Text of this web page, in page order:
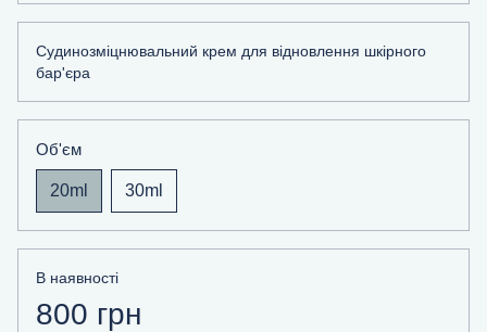
Судинозміцнювальний крем для відновлення шкірного
бар'єра
Об'єм
20ml 30ml
В наявності
800 грн